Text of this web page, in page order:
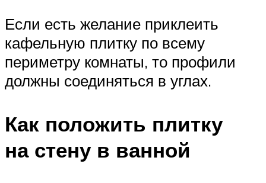
Если есть желание приклеить
кафельную плитку по всему
периметру комнаты, то профили
должны соединяться в углах.
Как положить плитку
на стену в ванной